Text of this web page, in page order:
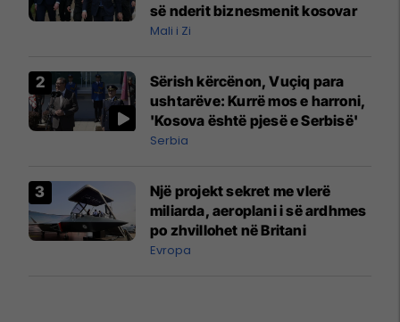
së nderit biznesmenit kosovar
Mali i Zi
Sërish kërcënon, Vuçiq para
ushtarëve: Kurrë mos e harroni,
'Kosova është pjesë e Serbisë'
Serbia
Një projekt sekret me vlerë
miliarda, aeroplani i së ardhmes
po zhvillohet në Britani
Evropa